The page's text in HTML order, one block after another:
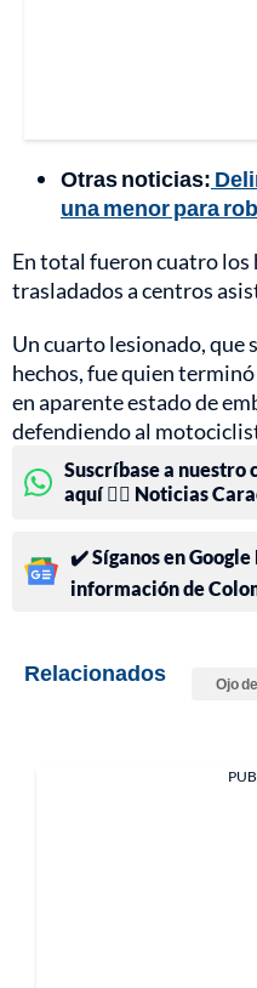
Otras noticias:
una menor para
En total fueron cuatro los
trasladados a centros
Un cuarto lesionado, que
hechos, fue quien
en aparente estado de
defendiendo al
Suscríbase a nuestro
aquí 👉🏻 Noticias
✔️ Síganos en
información de
Relacionados Ojo